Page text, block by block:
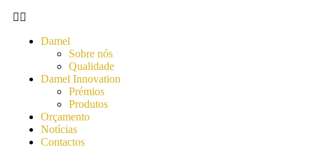
Damel
Sobre nós
Qualidade
Damel Innovation
Prémios
Produtos
Orçamento
Notícias
Contactos